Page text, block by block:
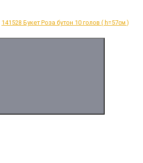
141528 Букет Роза бутон 10 голов ( h=57см )